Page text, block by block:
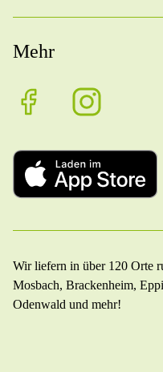
Mehr
Wir liefern in über 120 Orte
Mosbach, Brackenheim,
Odenwald und mehr!